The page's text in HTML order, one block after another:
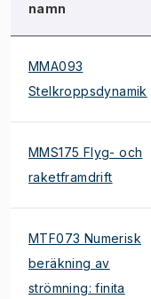
namn
MMA093
Stelkroppsdynamik
MMS175 Flyg- och
raketframdrift
MTF073 Numerisk
beräkning av
strömning: finita